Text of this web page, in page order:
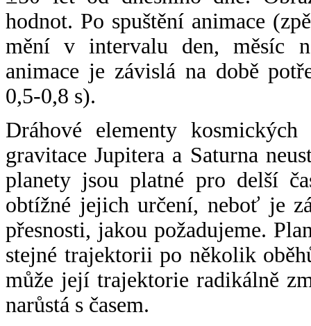
hodnot. Po spuštění animace
mění v intervalu den, měsíc
animace je závislá na době
0,5-0,8 s).
Dráhové elementy
gravitace Jupitera a Saturna
planety jsou platné pro delší
obtížné jejich určení, neboť je
přesnosti, jakou požadujeme.
stejné trajektorii po několik
může její trajektorie radikálně
narůstá s časem.